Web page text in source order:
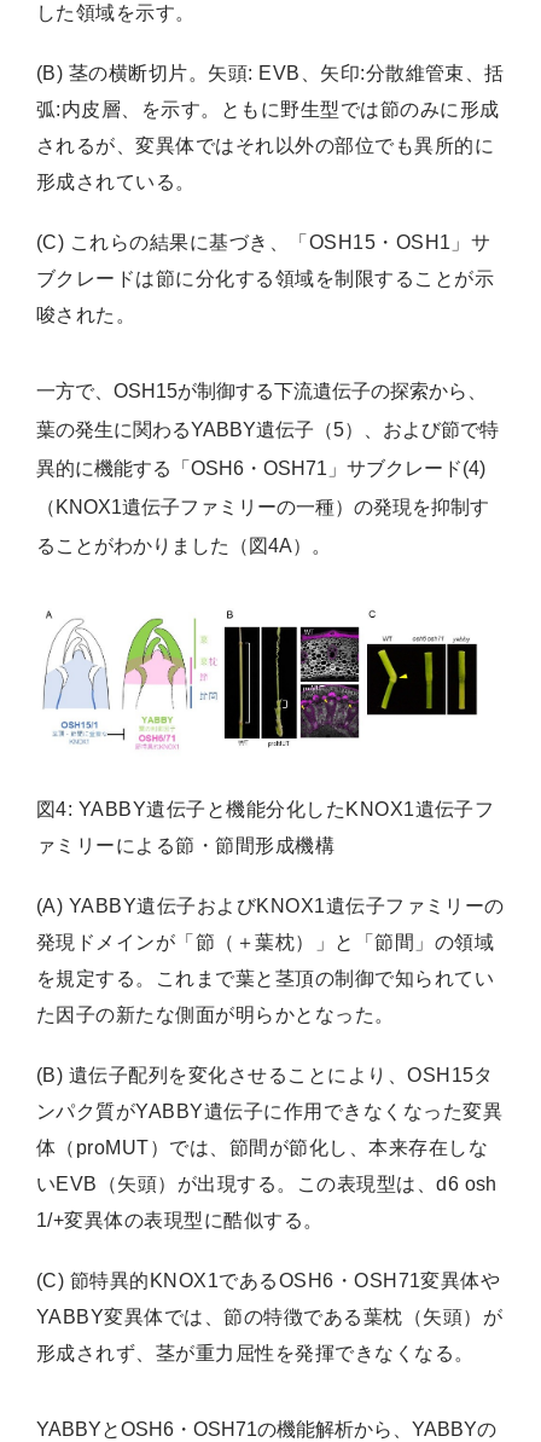
した領域を示す。
(B) 茎の横断切片。矢頭: EVB、矢印:分散維管束、括
弧:内皮層、を示す。ともに野生型では節のみに形成
されるが、変異体ではそれ以外の部位でも異所的に
形成されている。
(C) これらの結果に基づき、「OSH15・OSH1」サ
ブクレードは節に分化する領域を制限することが示
唆された。
一方で、OSH15が制御する下流遺伝子の探索から、
葉の発生に関わるYABBY遺伝子（5）、および節で特
異的に機能する「OSH6・OSH71」サブクレード(4)
（KNOX1遺伝子ファミリーの一種）の発現を抑制す
ることがわかりました（図4A）。
図4: YABBY遺伝子と機能分化したKNOX1遺伝子フ
ァミリーによる節・節間形成機構
(A) YABBY遺伝子およびKNOX1遺伝子ファミリーの
発現ドメインが「節（＋葉枕）」と「節間」の領域
を規定する。これまで葉と茎頂の制御で知られてい
た因子の新たな側面が明らかとなった。
(B) 遺伝子配列を変化させることにより、OSH15タ
ンパク質がYABBY遺伝子に作用できなくなった変異
体（proMUT）では、節間が節化し、本来存在しな
いEVB（矢頭）が出現する。この表現型は、d6 osh
1/+変異体の表現型に酷似する。
(C) 節特異的KNOX1であるOSH6・OSH71変異体や
YABBY変異体では、節の特徴である葉枕（矢頭）が
形成されず、茎が重力屈性を発揮できなくなる。
YABBYとOSH6・OSH71の機能解析から、YABBYの